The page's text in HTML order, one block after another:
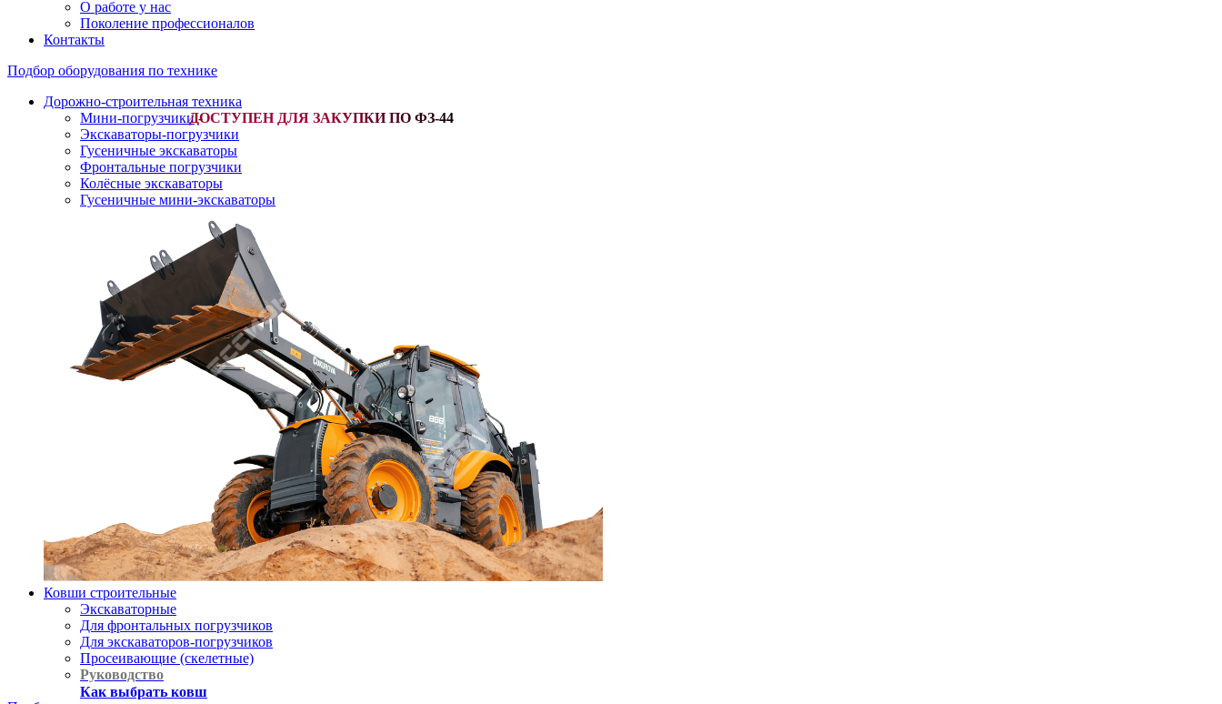
О работе у нас
Поколение профессионалов
Контакты
Подбор оборудования по технике
Дорожно-строительная техника
Мини-погрузчики-
Экскаваторы-погрузчики
Гусеничные экскаваторы
Фронтальные погрузчики
Колёсные экскаваторы
Гусеничные мини-экскаваторы
Ковши строительные
Экскаваторные
Для фронтальных погрузчиков
Для экскаваторов-погрузчиков
Просеивающие (скелетные)
Руководство
Как выбрать ковш